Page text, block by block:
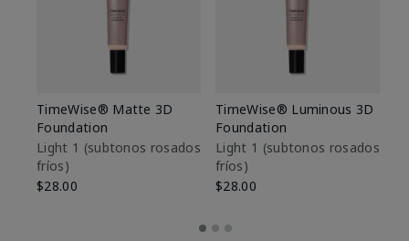
TimeWise® Matte 3D
Foundation
Light 1​ (subtonos rosados
fríos)
$28.00
TimeWise® Luminous 3D
Foundation
Light 1​ (subtonos rosados
fríos)
$28.00